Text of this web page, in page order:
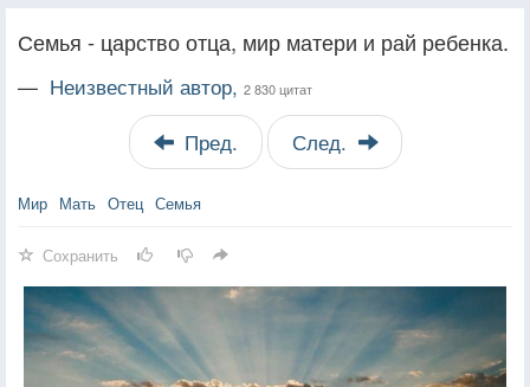
Семья - царство отца, мир матери и рай ребенка.
— Неизвестный автор, 2 830 цитат
Пред. След.
Мир Мать Отец Семья
Сохранить